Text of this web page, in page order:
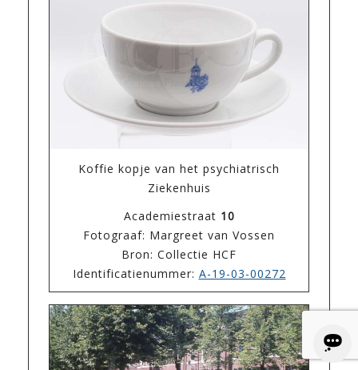
Koffie kopje van het psychiatrisch
Ziekenhuis
Academiestraat 10
Fotograaf: Margreet van Vossen
Bron: Collectie HCF
Identificatienummer: A-19-03-00272